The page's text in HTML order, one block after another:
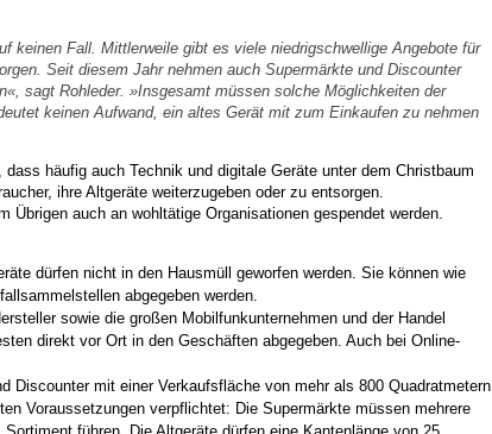
keinen Fall. Mittlerweile gibt es viele niedrigschwellige Angebote für
Seit diesem Jahr nehmen auch Supermärkte und Discounter
sagt Rohleder. »Insgesamt müssen solche Möglichkeiten der
keinen Aufwand, ein altes Gerät mit zum Einkaufen zu nehmen
häufig auch Technik und digitale Geräte unter dem Christbaum
ihre Altgeräte weiterzugeben oder zu entsorgen.
Übrigen auch an wohltätige Organisationen gespendet werden.
dürfen nicht in den Hausmüll geworfen werden. Sie können wie
abgegeben werden.
sowie die großen Mobilfunkunternehmen und der Handel
direkt vor Ort in den Geschäften abgegeben. Auch bei Online-
Discounter mit einer Verkaufsfläche von mehr als 800 Quadratmetern
Voraussetzungen verpflichtet: Die Supermärkte müssen mehrere